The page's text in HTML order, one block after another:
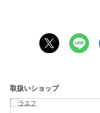
※画像の商品はサンプルとなり
イズが若干異なる場合がござ
取扱いショップ